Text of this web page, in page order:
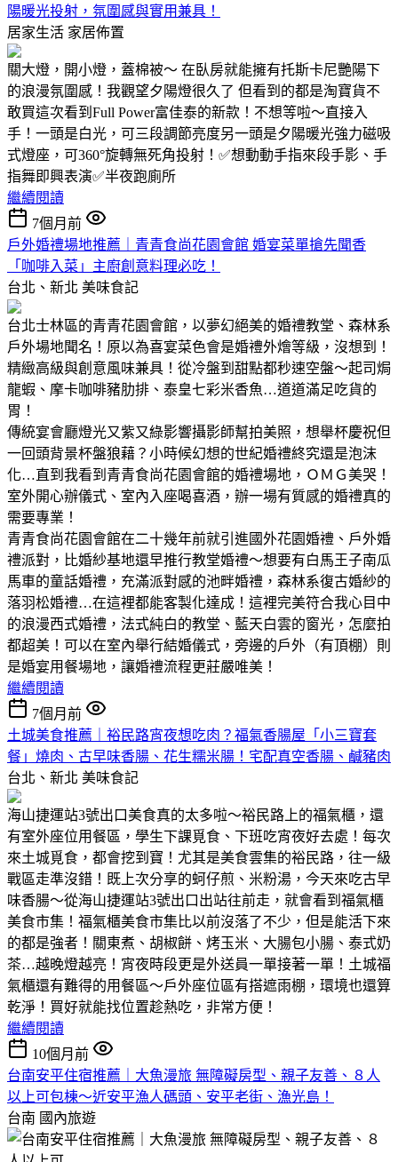
陽暖光投射，氛圍感與實用兼具！
居家生活 家居佈置
關大燈，開小燈，蓋棉被～ 在臥房就能擁有托斯卡尼艷陽下
的浪漫氛圍感！我觀望夕陽燈很久了 但看到的都是淘寶貨不
敢買這次看到Full Power富佳泰的新款！不想等啦～直接入
手！一頭是白光，可三段調節亮度另一頭是夕陽暖光強力磁吸
式燈座，可360°旋轉無死角投射！✅想動動手指來段手影、手
指舞即興表演✅半夜跑廁所
繼續閱讀
7個月前
戶外婚禮場地推薦｜青青食尚花園會館 婚宴菜單搶先聞香
「咖啡入菜」主廚創意料理必吃！
台北、新北 美味食記
台北士林區的青青花園會館，以夢幻絕美的婚禮教堂、森林系
戶外場地聞名！原以為喜宴菜色會是婚禮外燴等級，沒想到！
精緻高級與創意風味兼具！從冷盤到甜點都秒速空盤～起司焗
龍蝦、摩卡咖啡豬肋排、泰皇七彩米香魚…道道滿足吃貨的
胃！
傳統宴會廳燈光又紫又綠影響攝影師幫拍美照，想舉杯慶祝但
一回頭背景杯盤狼藉？小時候幻想的世紀婚禮終究還是泡沫
化…直到我看到青青食尚花園會館的婚禮場地，ＯＭＧ美哭！
室外開心辦儀式、室內入座喝喜酒，辦一場有質感的婚禮真的
需要專業！
青青食尚花園會館在二十幾年前就引進國外花園婚禮、戶外婚
禮派對，比婚紗基地還早推行教堂婚禮～想要有白馬王子南瓜
馬車的童話婚禮，充滿派對感的池畔婚禮，森林系復古婚紗的
落羽松婚禮…在這裡都能客製化達成！這裡完美符合我心目中
的浪漫西式婚禮，法式純白的教堂、藍天白雲的窗光，怎麼拍
都超美！可以在室內舉行結婚儀式，旁邊的戶外（有頂棚）則
是婚宴用餐場地，讓婚禮流程更莊嚴唯美！
繼續閱讀
7個月前
土城美食推薦｜裕民路宵夜想吃肉？福氣香腸屋「小三寶套
餐」燒肉、古早味香腸、花生糯米腸！宅配真空香腸、鹹豬肉
台北、新北 美味食記
海山捷運站3號出口美食真的太多啦～裕民路上的福氣櫃，還
有室外座位用餐區，學生下課覓食、下班吃宵夜好去處！每次
來土城覓食，都會挖到寶！尤其是美食雲集的裕民路，往一級
戰區走準沒錯！既上次分享的蚵仔煎、米粉湯，今天來吃古早
味香腸～從海山捷運站3號出口出站往前走，就會看到福氣櫃
美食市集！福氣櫃美食市集比以前沒落了不少，但是能活下來
的都是強者！關東煮、胡椒餅、烤玉米、大腸包小腸、泰式奶
茶…越晚燈越亮！宵夜時段更是外送員一單接著一單！土城福
氣櫃還有難得的用餐區～戶外座位區有搭遮雨棚，環境也還算
乾淨！買好就能找位置趁熱吃，非常方便！
繼續閱讀
10個月前
台南安平住宿推薦｜大魚漫旅 無障礙房型、親子友善、８人
以上可包棟～近安平漁人碼頭、安平老街、漁光島！
台南 國內旅遊